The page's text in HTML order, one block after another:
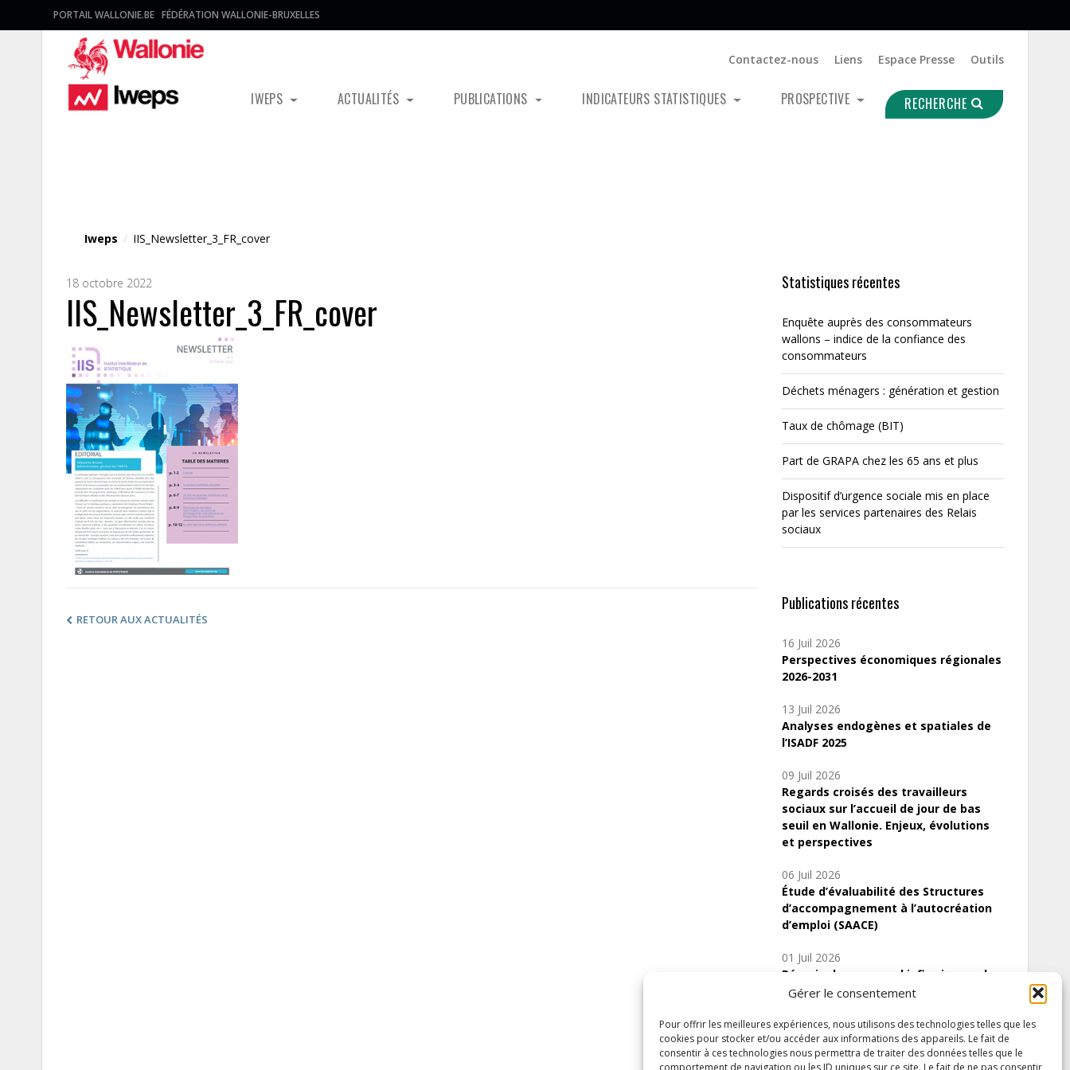
Gérer le consentement
Pour offrir les meilleures expériences, nous utilisons des technologies telles que les
cookies pour stocker et/ou accéder aux informations des appareils. Le fait de
consentir à ces technologies nous permettra de traiter des données telles que le
comportement de navigation ou les ID uniques sur ce site. Le fait de ne pas consentir
PORTAIL WALLONIE.BE FÉDÉRATION WALLONIE-BRUXELLES
Contactez-nous Liens Espace Presse Outils
IWEPS ACTUALITÉS PUBLICATIONS INDICATEURS STATISTIQUES PROSPECTIVE RECHERCHE
Iweps / IIS_Newsletter_3_FR_cover
18 octobre 2022
IIS_Newsletter_3_FR_cover
RETOUR AUX ACTUALITÉS
Statistiques récentes
Enquête auprès des consommateurs
wallons – indice de la confiance des
consommateurs
Déchets ménagers : génération et gestion
Taux de chômage (BIT)
Part de GRAPA chez les 65 ans et plus
Dispositif d’urgence sociale mis en place
par les services partenaires des Relais
sociaux
Publications récentes
16 Juil 2026
Perspectives économiques régionales
2026-2031
13 Juil 2026
Analyses endogènes et spatiales de
l’ISADF 2025
09 Juil 2026
Regards croisés des travailleurs
sociaux sur l’accueil de jour de bas
seuil en Wallonie. Enjeux, évolutions
et perspectives
06 Juil 2026
Étude d’évaluabilité des Structures
d’accompagnement à l’autocréation
d’emploi (SAACE)
01 Juil 2026
Pénurie du personnel infirmier :quels
indicateurs d’offre de soins pour